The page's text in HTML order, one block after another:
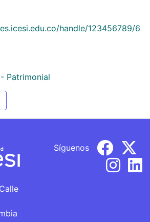
handle/123456789/6
Patrimonial
Síguenos